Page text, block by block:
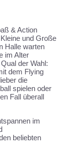
& Action
und Große
Halle warten
im Alter
der Wahl:
dem Flying
die
spielen oder
Fall überall
im
beliebten